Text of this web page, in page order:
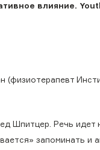
влияние.
Шпитцер. Речь идет
запоминать и